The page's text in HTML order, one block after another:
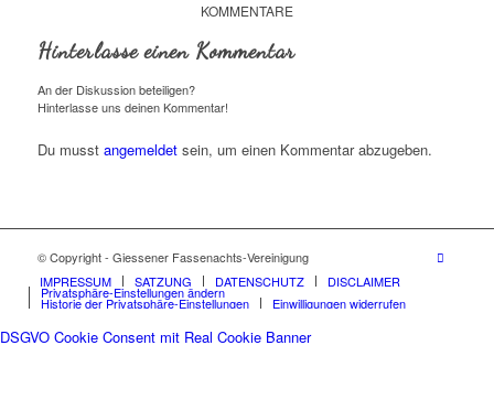
KOMMENTARE
Hinterlasse einen Kommentar
An der Diskussion beteiligen?
Hinterlasse uns deinen Kommentar!
Du musst angemeldetsein, um einen Kommentar abzugeben.
© Copyright - Giessener Fassenachts-Vereinigung
IMPRESSUM
SATZUNG DATENSCHUTZ DISCLAIMER
Privatsphäre-Einstellungen ändern
Historie der Privatsphäre-Einstellungen Einwilligungen widerrufen
DSGVO Cookie Consent mit Real Cookie Banner